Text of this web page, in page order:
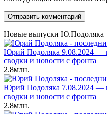
Новые выпуски Ю.Подоляка
Юрий Подоляка 9.08.2024 —
сводки и новости с фронта
2.8млн.
Юрий Подоляка 7.08.2024 —
сводки и новости с фронта
2.8млн.